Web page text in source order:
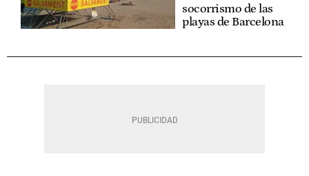
socorrismo de las
playas de Barcelona